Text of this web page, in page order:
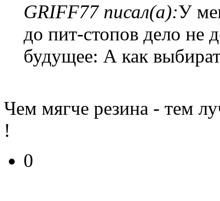
GRIFF77 писал(а):У
до пит-стопов дело не
будущее: А как
Чем мягче резина - тем
!
0